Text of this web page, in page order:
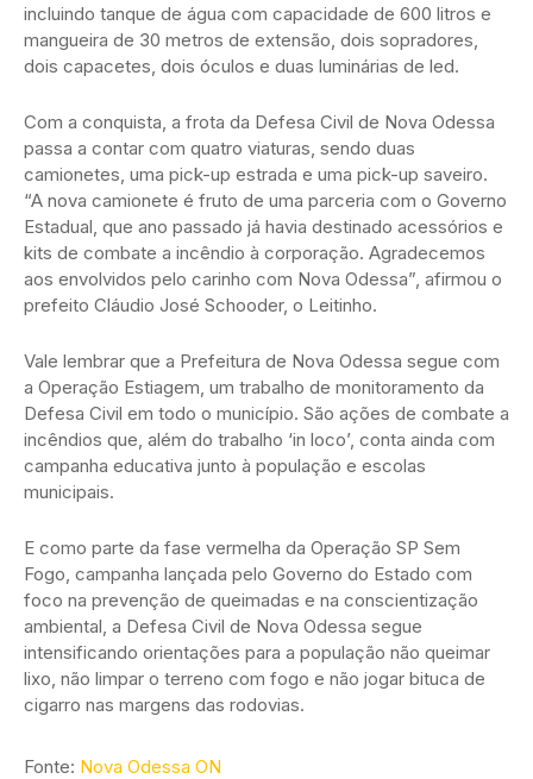
incluindo tanque de água com capacidade de 600 litros e
mangueira de 30 metros de extensão, dois sopradores,
dois capacetes, dois óculos e duas luminárias de led.
Com a conquista, a frota da Defesa Civil de Nova Odessa
passa a contar com quatro viaturas, sendo duas
camionetes, uma pick-up estrada e uma pick-up saveiro.
“A nova camionete é fruto de uma parceria com o Governo
Estadual, que ano passado já havia destinado acessórios e
kits de combate a incêndio à corporação. Agradecemos
aos envolvidos pelo carinho com Nova Odessa”, afirmou o
prefeito Cláudio José Schooder, o Leitinho.
Vale lembrar que a Prefeitura de Nova Odessa segue com
a Operação Estiagem, um trabalho de monitoramento da
Defesa Civil em todo o município. São ações de combate a
incêndios que, além do trabalho ‘in loco’, conta ainda com
campanha educativa junto à população e escolas
municipais.
E como parte da fase vermelha da Operação SP Sem
Fogo, campanha lançada pelo Governo do Estado com
foco na prevenção de queimadas e na conscientização
ambiental, a Defesa Civil de Nova Odessa segue
intensificando orientações para a população não queimar
lixo, não limpar o terreno com fogo e não jogar bituca de
cigarro nas margens das rodovias.
Fonte: Nova Odessa ON